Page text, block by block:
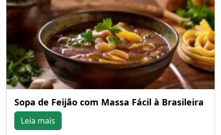
Sopa de Feijão com Massa Fácil à Brasileira
Leia mais